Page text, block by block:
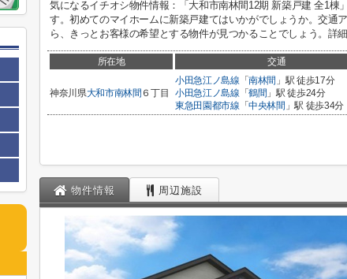
気になるイチオシ物件情報：「大和市南林間12期 新築戸建 全1棟
す。初めてのマイホームに新築戸建てはいかがでしょうか。交通
ら、きっとお客様の希望とする物件が見つかることでしょう。詳
所在地 交通
神奈川県大和市南林間 ６丁目
小田急江ノ島線 「南林間 」駅 徒歩17分
小田急江ノ島線 「鶴間 」駅 徒歩24分
東急田園都市線 「中央林間 」駅 徒歩34分
物件情報 周辺施設